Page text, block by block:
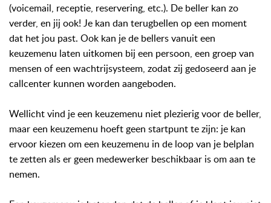
(voicemail, receptie, reservering, etc.). De beller kan zo
verder, en jij ook! Je kan dan terugbellen op een moment
dat het jou past. Ook kan je de bellers vanuit een
keuzemenu laten uitkomen bij een persoon, een groep van
mensen of een wachtrijsysteem, zodat zij gedoseerd aan je
callcenter kunnen worden aangeboden.
Wellicht vind je een keuzemenu niet plezierig voor de beller,
maar een keuzemenu hoeft geen startpunt te zijn: je kan
ervoor kiezen om een keuzemenu in de loop van je belplan
te zetten als er geen medewerker beschikbaar is om aan te
nemen.